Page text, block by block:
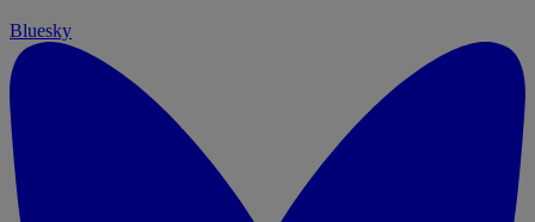
Bluesky